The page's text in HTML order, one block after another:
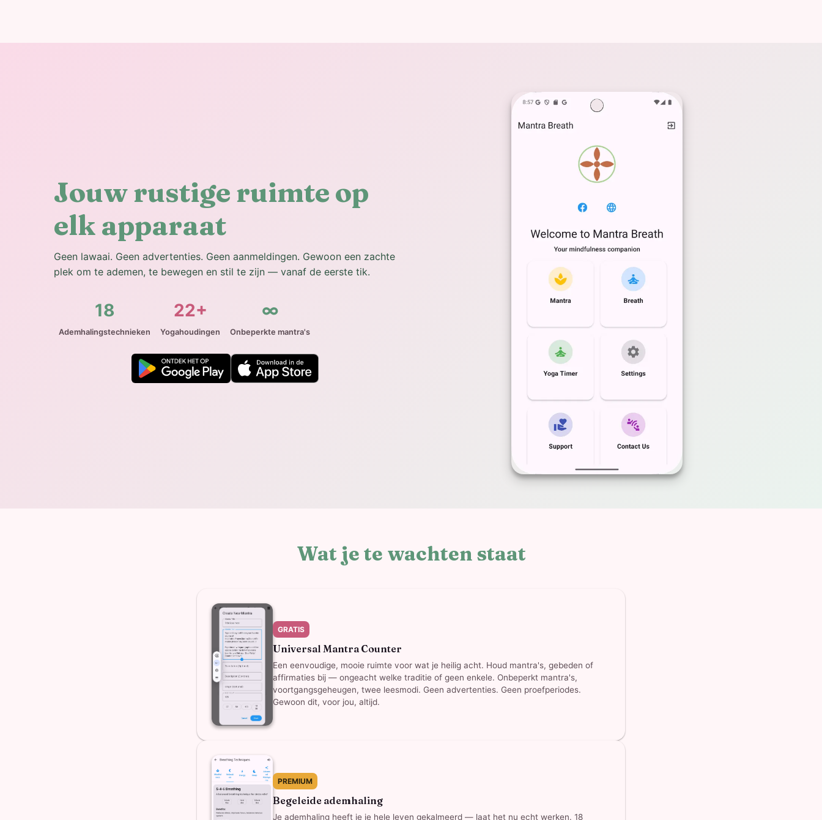
Jouw rustige ruimte op
elk apparaat
Geen lawaai. Geen advertenties. Geen aanmeldingen. Gewoon een zachte
plek om te ademen, te bewegen en stil te zijn — vanaf de eerste tik.
18
Ademhalingstechnieken
22+
Yogahoudingen
∞
Onbeperkte mantra's
Wat je te wachten staat
GRATIS
Universal Mantra Counter
Een eenvoudige, mooie ruimte voor wat je heilig acht. Houd mantra's, gebeden of
affirmaties bij — ongeacht welke traditie of geen enkele. Onbeperkt mantra's,
voortgangsgeheugen, twee leesmodi. Geen advertenties. Geen proefperiodes.
Gewoon dit, voor jou, altijd.
PREMIUM
Begeleide ademhaling
Je ademhaling heeft je je hele leven gekalmeerd — laat het nu echt werken. 18